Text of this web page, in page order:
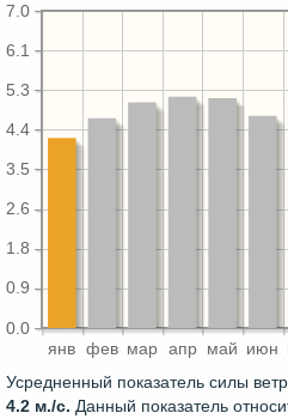
янв фев мар апр май июн
0.0
0.9
1.8
2.6
3.5
4.4
5.3
6.1
7.0
Усредненный показатель силы
4.2 м./с. Данный показатель